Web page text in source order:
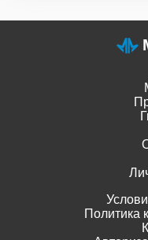
считается вариантом
нарушения этого
проблемы в
Политика